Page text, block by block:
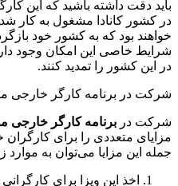
باید دقت داشته باشید که این
در کشور کانادا مشغول به کار
خواهند بود که به کشور خود
شرایط خاصی این امکان وجود
در این کشور را تمدید کنند.
شرکت در برنامه کارگر خارجی
شرکت در برنامه کارگر خارجی
مزایای متعددی را برای کارگران
جمله این مزایا می‌توان به موارد
اخذ این ویزا برای